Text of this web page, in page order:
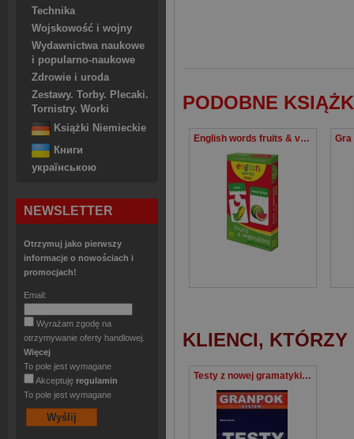
Technika
Wojskowość i wojny
Wydawnictwa naukowe
i popularno-naukowe
Zdrowie i uroda
Zestawy. Torby. Plecaki.
Tornistry. Worki
Książki Niemieckie
Книги
українською
NEWSLETTER
Otrzymuj jako pierwszy
informacje o nowościach i
promocjach!
Email:
Wyrażam zgodę na
otrzymywanie oferty handlowej.
Więcej
To pole jest wymagane
Akceptuję regulamin
To pole jest wymagane
PODOBNE
English words fruits & vegetables owoce i warzywa
KLIENCI,
Testy z nowej gramatyki niemieckiej